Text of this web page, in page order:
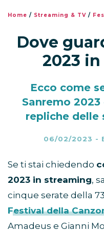
Home / Streaming & TV /
Dove
2023
Ecco come
Sanremo
repliche delle
06/02/2023 -
Se ti stai chiedendo
2023 in streaming,
cinque serate della
Festival della
Amadeus e Gianni